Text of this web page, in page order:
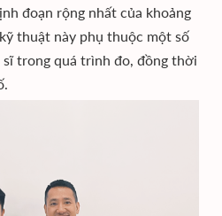
đoạn rộng nhất của khoảng
thuật này phụ thuộc một số
trong quá trình đo, đồng thời